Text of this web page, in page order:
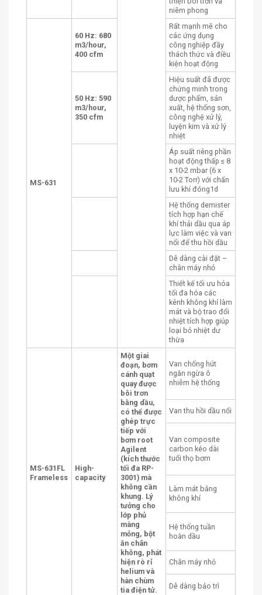
niêm phong
MS-631
60 Hz: 680
m3/hour,
400 cfm
Rất mạnh mẽ cho
các ứng dụng
công nghiệp đầy
thách thức và điều
kiện hoạt động
50 Hz: 590
m3/hour,
350 cfm
Hiệu suất đã được
chứng minh trong
dược phẩm, sản
xuất, hệ thống sơn,
công nghệ xử lý,
luyện kim và xử lý
nhiệt
Áp suất riêng phần
hoạt động thấp ≤ 8
x 10-2 mbar (6 x
10-2 Torr) với chấn
lưu khí đóng1d
Hệ thống demister
tích hợp hạn chế
khí thải dầu qua áp
lực làm việc và van
nổi để thu hồi dầu
Dễ dàng cài đặt –
chân máy nhỏ
Thiết kế tối ưu hóa
tối đa hóa các
kênh không khí làm
mát và bộ trao đổi
nhiệt tích hợp giúp
loại bỏ nhiệt dư
thừa
MS-631FL
Frameless
High-
capacity
Một giai
đoạn, bơm
cánh quạt
quay được
bôi trơn
bằng dầu,
có thể được
ghép trực
tiếp với
bơm root
Agilent
(kích thước
tối đa RP-
3001) mà
không cần
khung. Lý
tưởng cho
lớp phủ
màng
mỏng, bột
ăn chân
không, phát
hiện rò rỉ
helium và
hàn chùm
tia điện tử.
Van chống hút
ngăn ngừa ô
nhiễm hệ thống
Van thu hồi dầu nổi
Van composite
carbon kéo dài
tuổi thọ bơm
Làm mát bằng
không khí
Hệ thống tuần
hoàn dầu
Chân máy nhỏ
Dễ dàng bảo trì